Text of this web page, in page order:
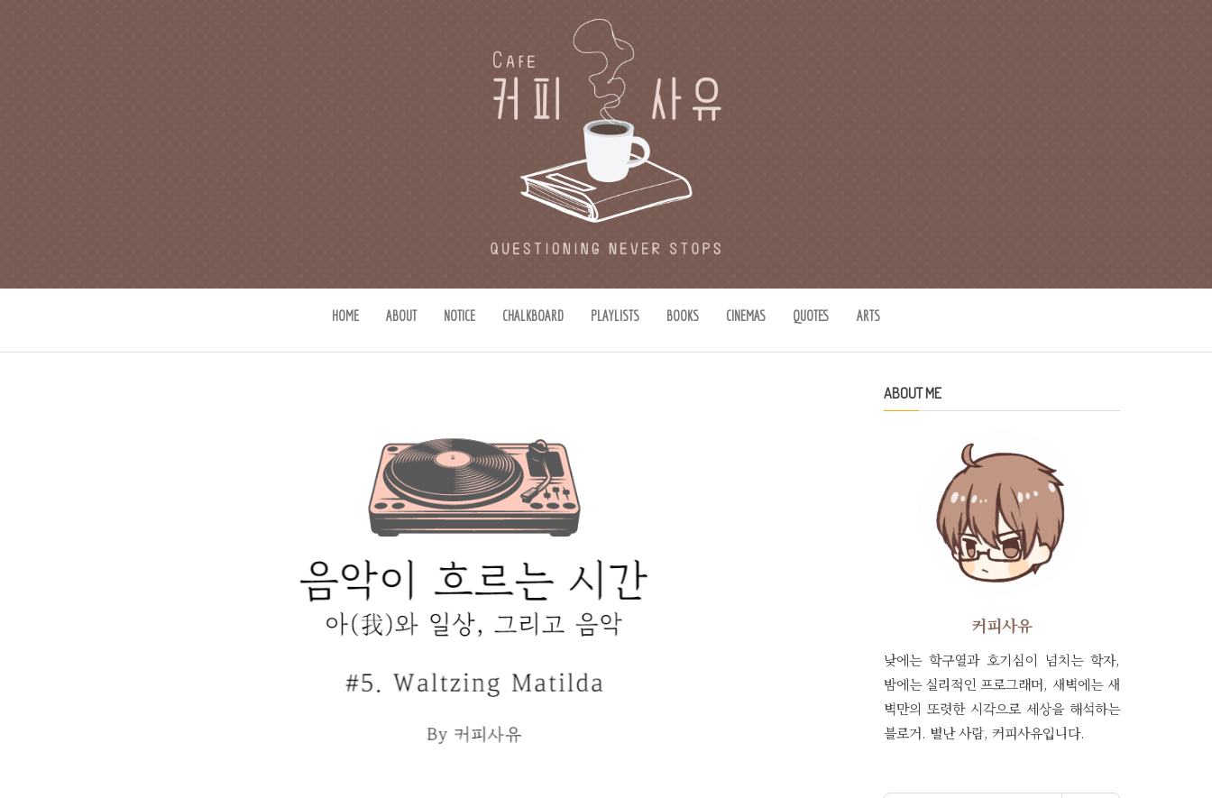
카페지기 커피사유의 커피와 사유(思惟)가 있는 공간.
HOME ABOUT NOTICE CHALKBOARD PLAYLISTS BOOKS CINEMAS QUOTES ARTS
ABOUT ME
커피사유
낮에는 학구열과 호기심이 넘치는 학자,
밤에는 실리적인 프로그래머, 새벽에는 새
벽만의 또렷한 시각으로 세상을 해석하는
블로거. 별난 사람, 커피사유입니다.